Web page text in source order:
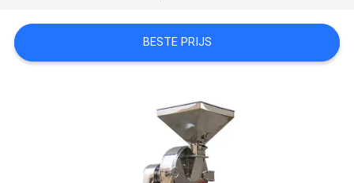
PRIVACYBELEID
BESTE PRIJS